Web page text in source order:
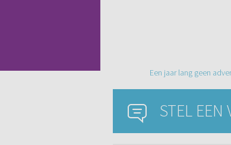
Een jaar lang geen
STEL EEN